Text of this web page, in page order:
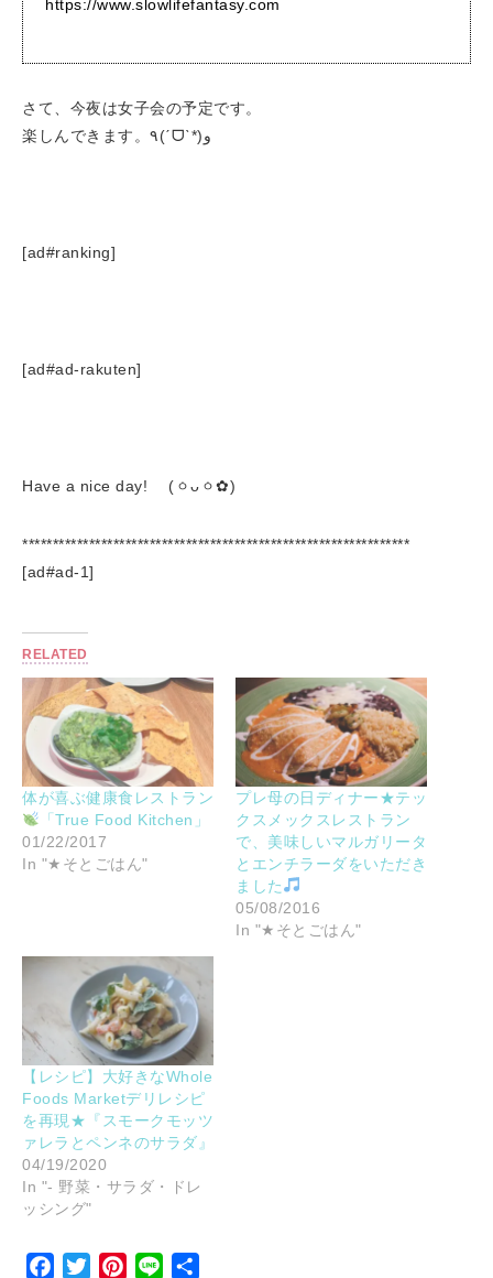
https://www.slowlifefantasy.com
さて、今夜は女子会の予定です。
楽しんできます。٩(ˊᗜˋ*)و
[ad#ranking]
[ad#ad-rakuten]
Have a nice day! (ㆁᴗㆁ✿)
****************************************************************
[ad#ad-1]
RELATED
体が喜ぶ健康食レストラン
「True Food Kitchen」
01/22/2017
In "★そとごはん"
プレ母の日ディナー★テッ
クスメックスレストラン
で、美味しいマルガリータ
とエンチラーダをいただき
ました
05/08/2016
In "★そとごはん"
【レシピ】大好きなWhole
Foods Marketデリレシピ
を再現★『スモークモッツ
ァレラとペンネのサラダ』
04/19/2020
In "- 野菜・サラダ・ドレ
ッシング"
Facebook
TwitterPinterest
Line